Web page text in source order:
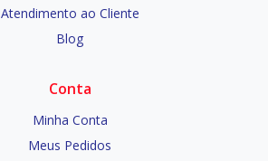
Atendimento ao Cliente
Blog
Conta
Minha Conta
Meus Pedidos